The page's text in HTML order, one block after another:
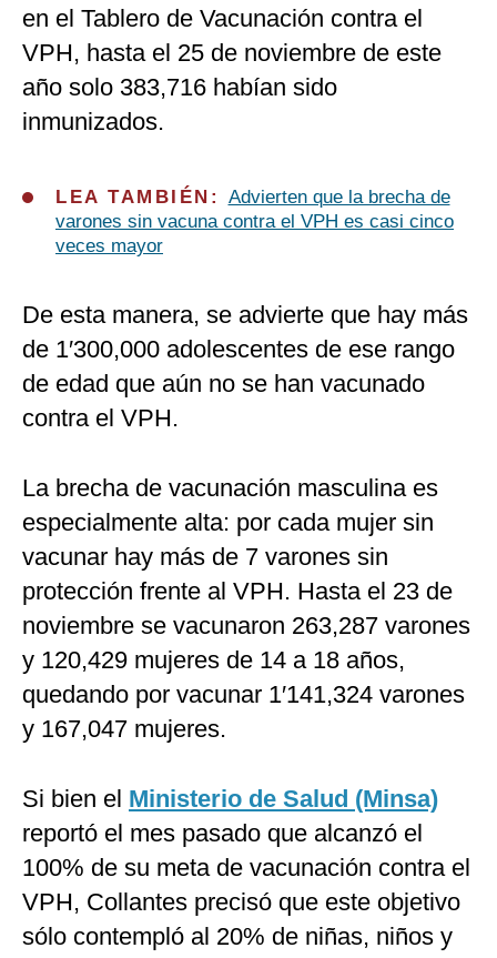
en el Tablero de Vacunación contra el
VPH, hasta el 25 de noviembre de este
año solo 383,716 habían sido
inmunizados.
LEA TAMBIÉN: Advierten que la brecha de
varones sin vacuna contra el VPH es casi cinco
veces mayor
De esta manera, se advierte que hay más
de 1′300,000 adolescentes de ese rango
de edad que aún no se han vacunado
contra el VPH.
La brecha de vacunación masculina es
especialmente alta: por cada mujer sin
vacunar hay más de 7 varones sin
protección frente al VPH. Hasta el 23 de
noviembre se vacunaron 263,287 varones
y 120,429 mujeres de 14 a 18 años,
quedando por vacunar 1′141,324 varones
y 167,047 mujeres.
Si bien el Ministerio de Salud (Minsa)
reportó el mes pasado que alcanzó el
100% de su meta de vacunación contra el
VPH, Collantes precisó que este objetivo
sólo contempló al 20% de niñas, niños y